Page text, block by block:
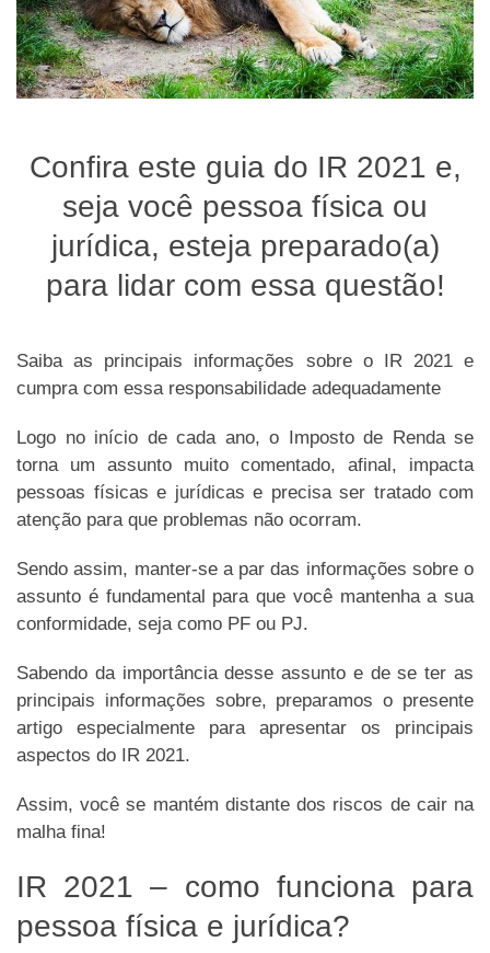
Confira este guia do IR 2021 e,
seja você pessoa física ou
jurídica, esteja preparado(a)
para lidar com essa questão!
Saiba as principais informações sobre o IR 2021 e
cumpra com essa responsabilidade adequadamente
Logo no início de cada ano, o Imposto de Renda se
torna um assunto muito comentado, afinal, impacta
pessoas físicas e jurídicas e precisa ser tratado com
atenção para que problemas não ocorram.
Sendo assim, manter-se a par das informações sobre o
assunto é fundamental para que você mantenha a sua
conformidade, seja como PF ou PJ.
Sabendo da importância desse assunto e de se ter as
principais informações sobre, preparamos o presente
artigo especialmente para apresentar os principais
aspectos do IR 2021.
Assim, você se mantém distante dos riscos de cair na
malha fina!
IR 2021 – como funciona para
pessoa física e jurídica?